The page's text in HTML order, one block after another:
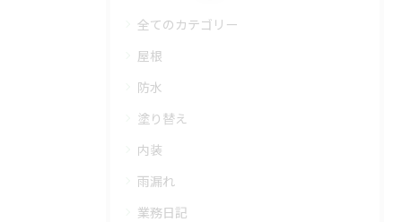
全てのカテゴリー
屋根
防水
塗り替え
内装
雨漏れ
業務日記